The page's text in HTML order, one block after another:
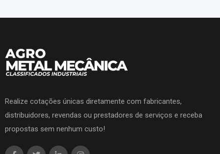
Realize cotações únicas diretamente com fabricantes,
distribuidores, revendas ou prestadores de serviços e receba
propostas sem nenhum custo!